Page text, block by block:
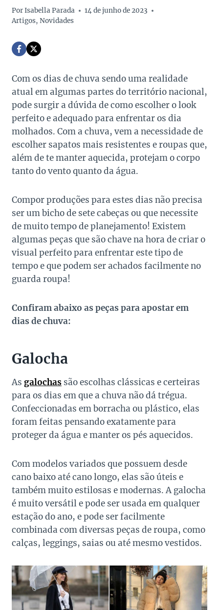
PorIsabella Parada
14 de junho de 2023
Artigos, Novidades
Com os dias de chuva sendo uma realidade
atual em algumas partes do território nacional,
pode surgir a dúvida de como escolher o look
perfeito e adequado para enfrentar os dia
molhados. Com a chuva, vem a necessidade de
escolher sapatos mais resistentes e roupas que,
além de te manter aquecida, protejam o corpo
tanto do vento quanto da água.
Compor produções para estes dias não precisa
ser um bicho de sete cabeças ou que necessite
de muito tempo de planejamento! Existem
algumas peças que são chave na hora de criar o
visual perfeito para enfrentar este tipo de
tempo e que podem ser achados facilmente no
guarda roupa!
Confiram abaixo as peças para apostar em
dias de chuva:
Galocha
As galochas são escolhas clássicas e certeiras
para os dias em que a chuva não dá trégua.
Confeccionadas em borracha ou plástico, elas
foram feitas pensando exatamente para
protegerda água e manter os pés aquecidos.
Com modelos variados que possuem desde
cano baixo até cano longo, elas são úteis e
também muito estilosas e modernas. A galocha
é muito versátil e pode ser usada em qualquer
estação do ano, e pode ser facilmente
combinada com diversas peças de roupa, como
calças, leggings, saias ou até mesmo vestidos.